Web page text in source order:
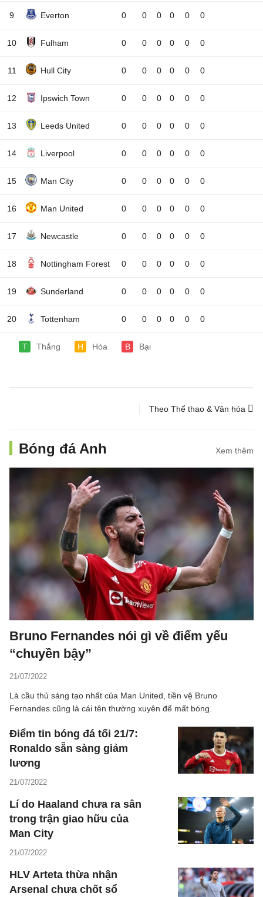
9 Everton 0 0 0 0 0 0
10 Fulham 0 0 0 0 0 0
11 Hull City 0 0 0 0 0 0
12 Ipswich Town 0 0 0 0 0 0
13 Leeds United 0 0 0 0 0 0
14 Liverpool 0 0 0 0 0 0
15 Man City 0 0 0 0 0 0
16 Man United 0 0 0 0 0 0
17 Newcastle 0 0 0 0 0 0
18 Nottingham Forest 0 0 0 0 0 0
19 Sunderland 0 0 0 0 0 0
20 Tottenham 0 0 0 0 0 0
T Thắng H Hòa B Bại
Theo Thể thao & Văn hóa
Bóng đá Anh Xem thêm
Bruno Fernandes nói gì về điểm yếu
“chuyền bậy”
21/07/2022
Là cầu thủ sáng tạo nhất của Man United, tiền vệ Bruno
Fernandes cũng là cái tên thường xuyên để mất bóng.
Điểm tin bóng đá tối 21/7:
Ronaldo sẵn sàng giảm
lương
21/07/2022
Lí do Haaland chưa ra sân
trong trận giao hữu của
Man City
21/07/2022
HLV Arteta thừa nhận
Arsenal chưa chốt sổ